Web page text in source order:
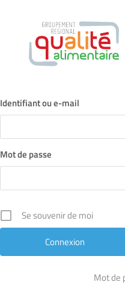
Identifiant ou e-mail
Mot de passe
Se souvenir de moi
Mot de